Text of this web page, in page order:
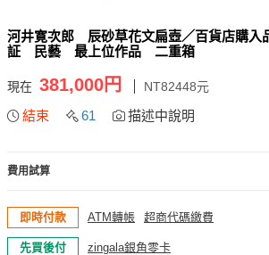
河井寛次郎 辰砂草花文扁壺／百貨店購
証 民藝 最上位作品 二重箱
現在 381,000円 NT82448元
結束 61 描述中說明
費用試算
即時付款 ATM轉帳 超商代碼繳費
先買後付 zingala銀角零卡